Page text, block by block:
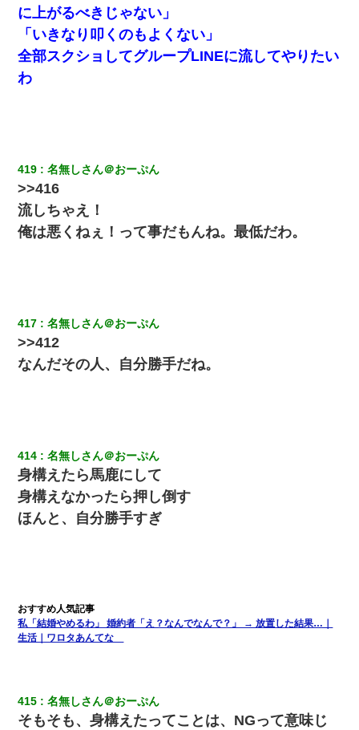
｢昨日はお兄ちゃんと一緒にお風呂に入っちゃった～｣とか毎日兄
の話をしていたA子が事故で亡くなった。→Ａ子のお母さんの話に
驚愕…
い？音楽聞こえる」と言っていて…
17年飼っていた犬が亡くなった。鼻水垂らし嗚咽する私に、猫が
近づいて頭突きをしてきて…
「パワハラを受けたから思い切って転職した」とSNSで呟いた
ら、速攻でパワハラかました元上司がLINEを送ってきた。
【唖然】帰宅したら旦那のスポーツカーが消えていた。警察『目
ナンパにほいほい付いていった私、地獄に落ちる
体中に赤い蕁麻疹みたいなのができて、皮膚科にいったら「ジベ
日航機墜落事故の「ここからは日本語で大丈夫ですよ〜」の絶望
感がヤバイ・・・
の親会社の経営者の息子さんだったので、父も喜んで私の写真を
送ったんだが→
に上がるべきじゃない」
「いきなり叩くのもよくない」
全部スクショしてグループLINEに流してやりたい
わ
419 名無しさん＠おーぷん
>>416
流しちゃえ！
俺は悪くねぇ！って事だもんね。最低だわ。
417 名無しさん＠おーぷん
>>412
なんだその人、自分勝手だね。
414 名無しさん＠おーぷん
身構えたら馬鹿にして
身構えなかったら押し倒す
ほんと、自分勝手すぎ
私「結婚やめるわ」 婚約者「え？なんでなんで？」 → 放置した結果…｜
生活｜ワロタあんてな
415 名無しさん＠おーぷん
そもそも、身構えたってことは、NGって意味じ